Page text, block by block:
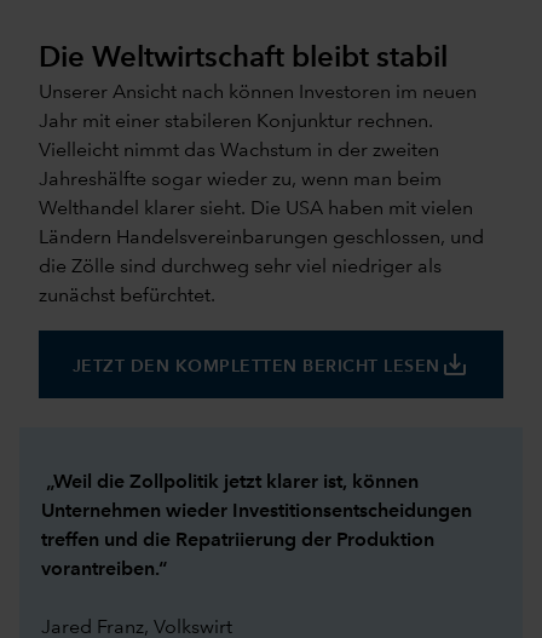
Die Weltwirtschaft bleibt stabil
Unserer Ansicht nach können Investoren im neuen
Jahr mit einer stabileren Konjunktur rechnen.
Vielleicht nimmt das Wachstum in der zweiten
Jahreshälfte sogar wieder zu, wenn man beim
Welthandel klarer sieht. Die USA haben mit vielen
Ländern Handelsvereinbarungen geschlossen, und
die Zölle sind durchweg sehr viel niedriger als
zunächst befürchtet.
JETZT DEN KOMPLETTEN BERICHT LESEN save_alt
„Weil die Zollpolitik jetzt klarer ist, können
Unternehmen wieder Investitionsentscheidungen
treffen und die Repatriierung der Produktion
vorantreiben.“
Jared Franz, Volkswirt